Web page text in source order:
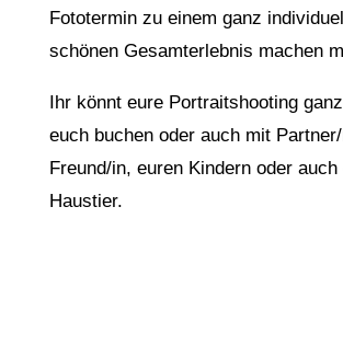
Fototermin zu einem ganz
schönen Gesamterlebnis machen
Ihr könnt eure Portraitshooting
euch buchen oder auch mit
Freund/in, euren Kindern oder auch
Haustier.